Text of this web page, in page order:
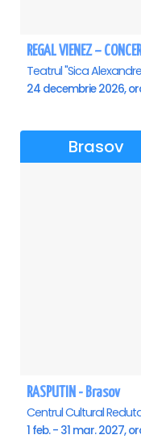
Brasov
RASPUTIN - Brasov